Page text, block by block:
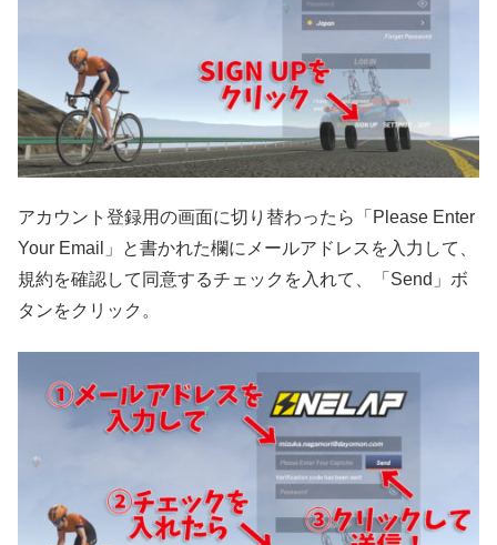
アカウント登録用の画面に切り替わったら「Please Enter
Your Email」と書かれた欄にメールアドレスを入力して、
規約を確認して同意するチェックを入れて、「Send」ボ
タンをクリック。